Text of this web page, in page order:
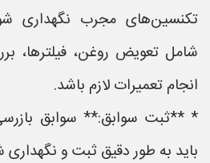
تکنسین‌های مجرب نگهداری
شامل تعویض روغن، فیلترها،
انجام تعمیرات لازم باشد.
* **ثبت سوابق:** سوابق
باید به طور دقیق ثبت و نگهداری